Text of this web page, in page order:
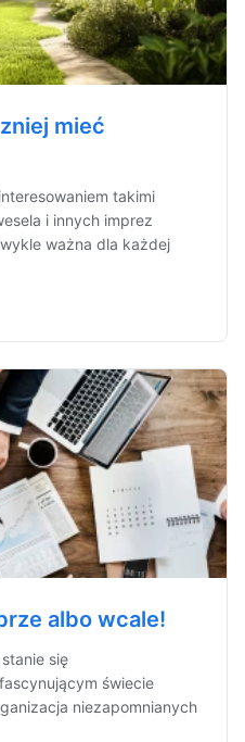
mieć
takimi
i innych imprez
ważna dla każdej
albo wcale!
się
świecie
niezapomnianych